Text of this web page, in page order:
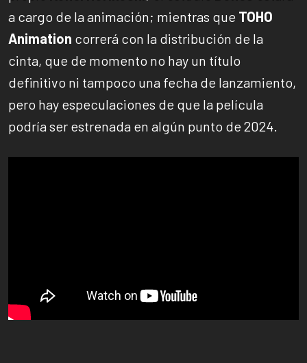
a cargo de la animación; mientras que TOHO
Animation correrá con la distribución de la
cinta, que de momento no hay un título
definitivo ni tampoco una fecha de lanzamiento,
pero hay especulaciones de que la película
podría ser estrenada en algún punto de 2024.